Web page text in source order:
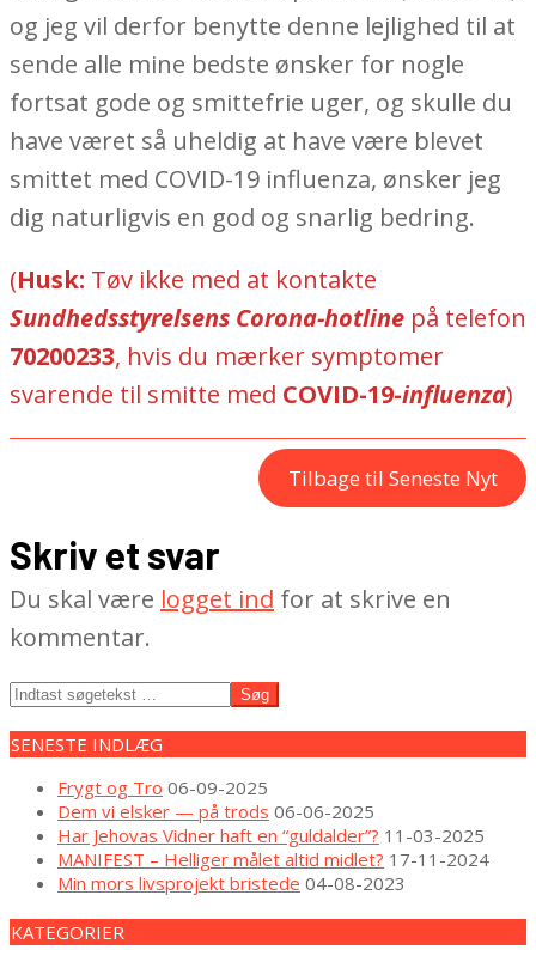
og jeg vil derfor benytte denne lejlighed til at
sende alle mine bedste ønsker for nogle
fortsat gode og smittefrie uger, og skulle du
have været så uheldig at have være blevet
smittet med COVID-19 influenza, ønsker jeg
dig naturligvis en god og snarlig bedring.
(Husk: Tøv ikke med at kontakte
Sundhedsstyrelsens Corona-hotline på telefon
70200233, hvis du mærker symptomer
svarende til smitte med COVID-19-influenza)
Tilbage til Seneste Nyt
04-
13
Skriv et svar
Du skal være logget ind for at skrive en
kommentar.
Søg
SENESTE INDLÆG
Frygt og Tro 06-09-2025
Dem vi elsker — på trods 06-06-2025
Har Jehovas Vidner haft en “guldalder”? 11-03-2025
MANIFEST – Helliger målet altid midlet? 17-11-2024
Min mors livsprojekt bristede 04-08-2023
KATEGORIER